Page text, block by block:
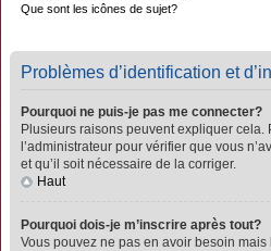
Que sont les icônes de sujet?
Problèmes d’identification et
Pourquoi ne puis-je pas me connecter?
Plusieurs raisons peuvent expliquer cela.
l’administrateur pour vérifier que vous
et qu’il soit nécessaire de la corriger.
Haut
Pourquoi dois-je m’inscrire après tout?
Vous pouvez ne pas en avoir besoin